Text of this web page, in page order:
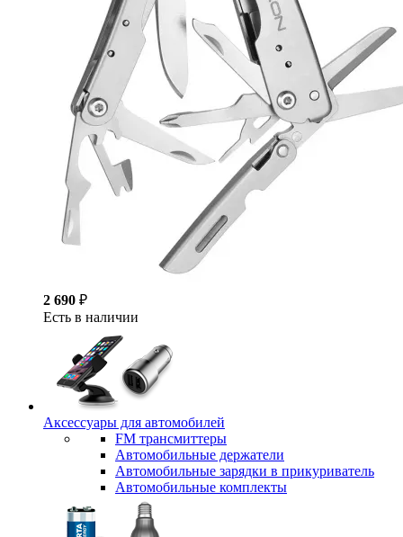
2 690 ₽
Есть в наличии
Аксессуары для автомобилей
FM трансмиттеры
Автомобильные держатели
Автомобильные зарядки в прикуриватель
Автомобильные комплекты